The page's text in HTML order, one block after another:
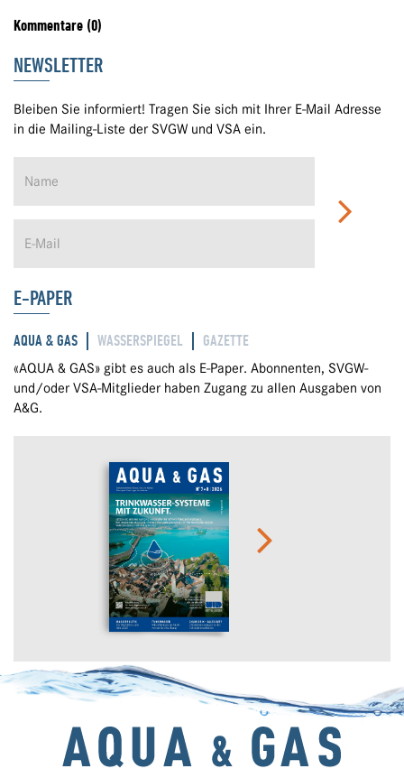
Kommentare (0)
NEWSLETTER
Bleiben Sie informiert! Tragen Sie sich mit Ihrer E-Mail Adresse
in die Mailing-Liste der SVGW und VSA ein.
E-PAPER
AQUA & GAS WASSERSPIEGEL GAZETTE
«AQUA & GAS» gibt es auch als E-Paper. Abonnenten, SVGW-
und/oder VSA-Mitglieder haben Zugang zu allen Ausgaben von
A&G.